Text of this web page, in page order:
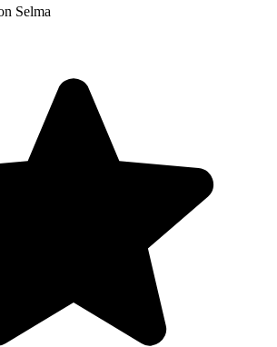
Selma